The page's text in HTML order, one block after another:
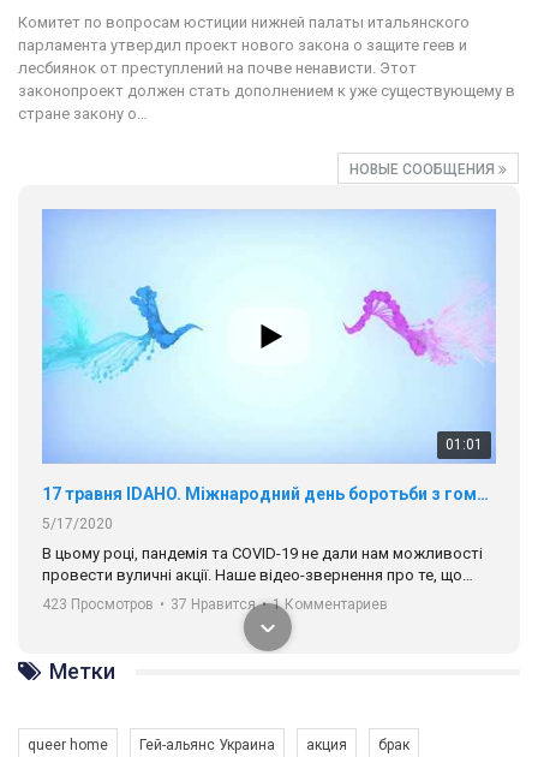
Комитет по вопросам юстиции нижней палаты итальянского
парламента утвердил проект нового закона о защите геев и
лесбиянок от преступлений на почве ненависти. Этот
законопроект должен стать дополнением к уже существующему в
стране закону о…
НОВЫЕ СООБЩЕНИЯ
01:01
В цьому році, пандемія та COVІD-19 не дали нам можливості
провести вуличні акції. Наше відео-звернення про те, що
навіть коли ми у різних містах та не можемо зустрінеться, ми
разом. Ми закликаємо всіх хто поділяє цінності рівності та
солідарності, приєднатися до нас. Регіональні підрозділи
423 Просмотров • 37 Нравится 1 Комментариев
Емоційний та вражаючий промо-ролік на конкурс PACT, який
Метки
queer home Гей-альянс Украина акция брак